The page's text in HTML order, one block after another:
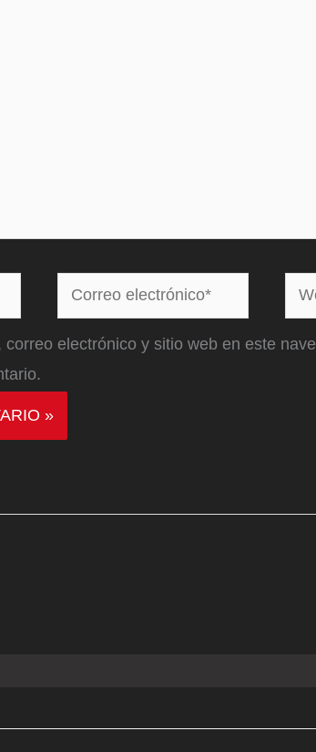
Correo
electrónico*
Web
correo electrónico y sitio web en este